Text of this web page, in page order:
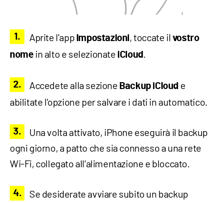
Aprite l'app Impostazioni, toccate il vostro
nomein alto e selezionate iCloud.
Accedete alla sezione Backup iCloud e
abilitate l'opzione per salvare i dati in automatico.
Una volta attivato, iPhone eseguirà il backup
ogni giorno, a patto che sia connesso a una rete
Wi-Fi, collegato all'alimentazione e bloccato.
Se desiderate avviare subito un backup